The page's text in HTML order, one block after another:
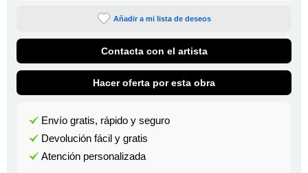
Añadir a mi lista de deseos
Contacta con el artista
Hacer oferta por esta obra
Envío gratis, rápido y seguro
Devolución fácil y gratis
Atención personalizada